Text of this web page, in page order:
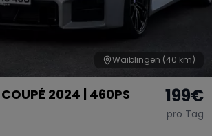
Waiblingen (40 km)
2024 | 460PS 199€
pro Tag